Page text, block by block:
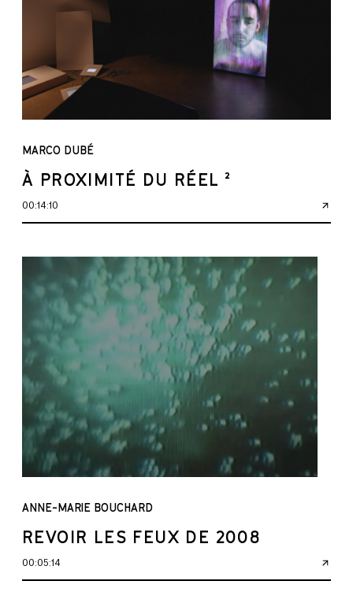
MARCO DUBÉ
À PROXIMITÉ DU RÉEL ²
00:14:10
ANNE-MARIE BOUCHARD
REVOIR LES FEUX DE 2008
00:05:14